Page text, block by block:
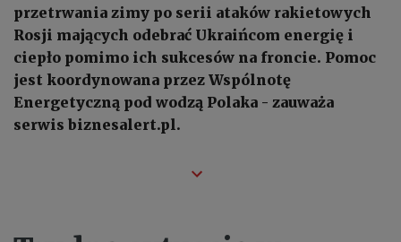
przetrwania zimy po serii ataków rakietowych
Rosji mających odebrać Ukraińcom energię i
ciepło pomimo ich sukcesów na froncie. Pomoc
jest koordynowana przez Wspólnotę
Energetyczną pod wodzą Polaka - zauważa
serwis biznesalert.pl.